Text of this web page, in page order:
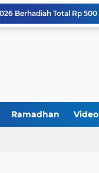
Kemerdekaan
Ramadhan Video